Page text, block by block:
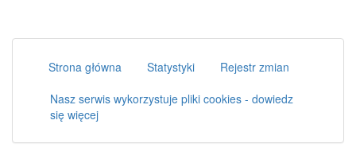
Strona główna Statystyki
Rejestr zmian
Nasz serwis wykorzystuje pliki cookies - dowiedz
się więcej